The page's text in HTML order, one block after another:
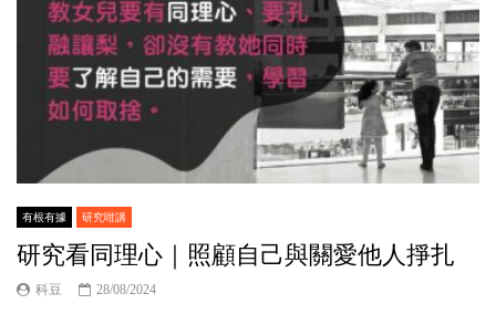
有根有據 研究咁講
研究看同理心｜照顧自己與關愛他人掙扎
科豆 28/08/2024